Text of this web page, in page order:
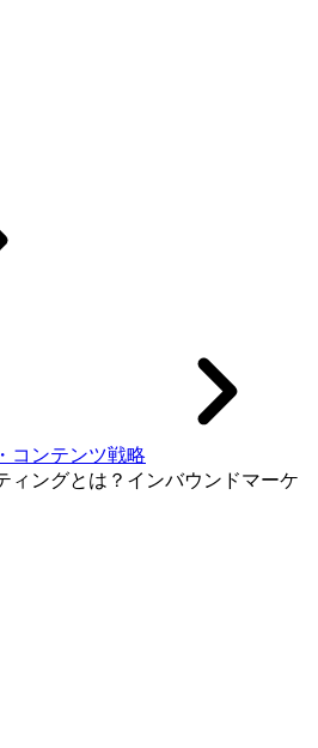
コンテンツ戦略
ィングとは？インバウンドマーケ